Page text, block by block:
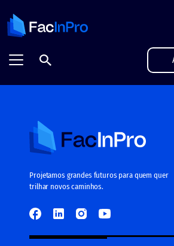
FacInPro - Projetamos
Projetamos grandes futuros para quem quer
trilhar novos caminhos.